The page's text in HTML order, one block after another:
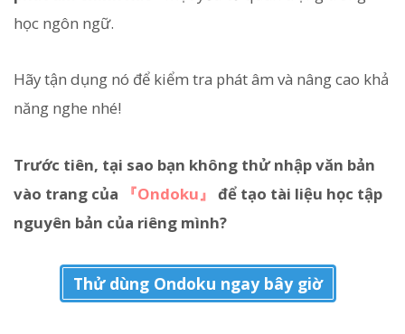
học ngôn ngữ.
Hãy tận dụng nó để kiểm tra phát âm và nâng cao khả
năng nghe nhé!
Trước tiên, tại sao bạn không thử nhập văn bản
vào trang của
『Ondoku』 để tạo tài liệu học tập
nguyên bản của riêng mình?
Thử dùng Ondoku ngay bây giờ